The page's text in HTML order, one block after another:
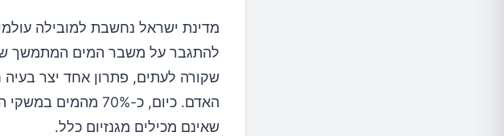
מדינת ישראל נחשבת למובילה
להתגבר על משבר המים המתמשך
שקורה לעתים, פתרון אחד יצר בעיה
האדם. כיום, כ-70%
שאינם מכילים מגנזיום כלל.